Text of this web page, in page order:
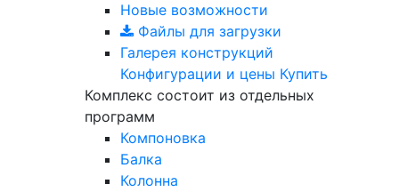
Новые возможности
Файлы для загрузки
Галерея конструкций
Конфигурации и цены Купить
Комплекс состоит из отдельных
программ
Компоновка
Балка
Колонна